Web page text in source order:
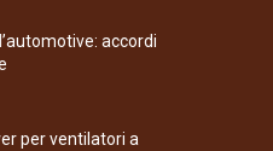
accordi
per ventilatori a